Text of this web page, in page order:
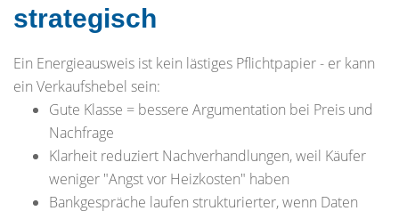
strategisch
Ein Energieausweis ist kein lästiges Pflichtpapier - er kann
ein Verkaufshebel sein:
Gute Klasse = bessere Argumentation bei Preis und
Nachfrage
Klarheit reduziert Nachverhandlungen, weil Käufer
weniger "Angst vor Heizkosten" haben
Bankgespräche laufen strukturierter, wenn Daten